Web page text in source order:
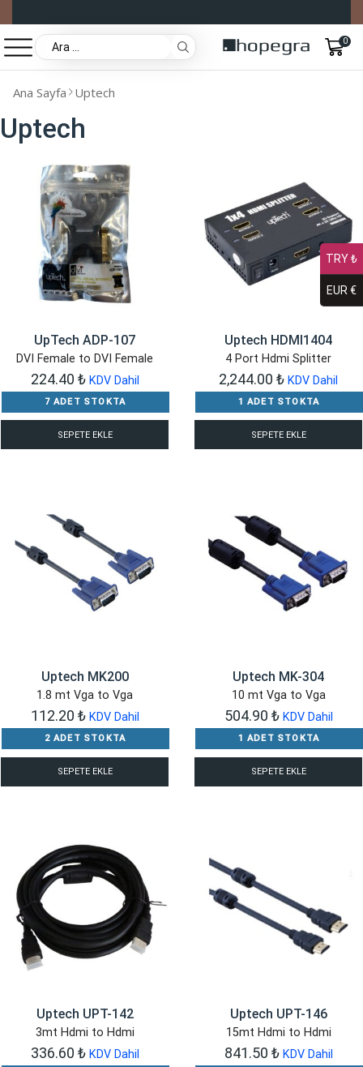
0
Ana Sayfa Uptech
Uptech
UpTech ADP-107
DVI Female to DVI Female
224.40 ₺ KDV Dahil
7 ADET STOKTA
SEPETE EKLE
Uptech HDMI1404
4 Port Hdmi Splitter
2,244.00 ₺ KDV Dahil
1 ADET STOKTA
SEPETE EKLE
Uptech MK200
1.8 mt Vga to Vga
112.20 ₺ KDV Dahil
2 ADET STOKTA
SEPETE EKLE
Uptech MK-304
10 mt Vga to Vga
504.90 ₺ KDV Dahil
1 ADET STOKTA
SEPETE EKLE
Uptech UPT-142
3mt Hdmi to Hdmi
336.60 ₺ KDV Dahil
Uptech UPT-146
15mt Hdmi to Hdmi
841.50 ₺ KDV Dahil
TRY ₺
EUR €